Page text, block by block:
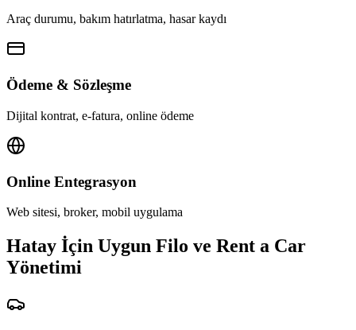
Araç durumu, bakım hatırlatma, hasar kaydı
Ödeme & Sözleşme
Dijital kontrat, e-fatura, online ödeme
Online Entegrasyon
Web sitesi, broker, mobil uygulama
Hatay İçin Uygun Filo ve Rent a Car
Yönetimi